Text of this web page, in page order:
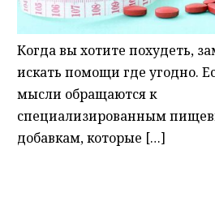
Когда вы хотите похудеть,
искать помощи где угодно.
мысли обращаются к
специализированным
добавкам, которые […]